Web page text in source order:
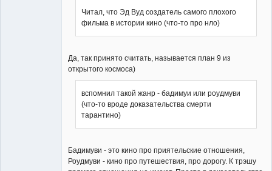
Читал, что Эд Вуд создатель самого плохого
фильма в истории кино (что-то про нло)
Да, так принято считать, называется план 9 из
открытого космоса)
вспомнил такой жанр - бадимуи или роудмуви
(что-то вроде доказательства смерти
тарантино)
Бадимуви - это кино про приятельские отношения,
Роудмуви - кино про путешествия, про дорогу. К трэшу